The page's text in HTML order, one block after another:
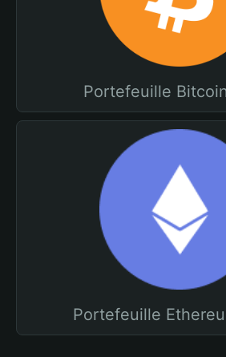
Portefeuille
Portefeuille